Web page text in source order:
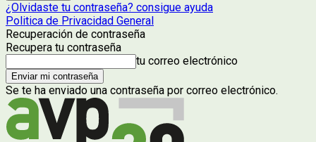
¿Olvidaste tu contraseña? consigue ayuda
Politica de Privacidad General
Recuperación de contraseña
Recupera tu contraseña
tu correo electrónico
Se te ha enviado una contraseña por correo electrónico.